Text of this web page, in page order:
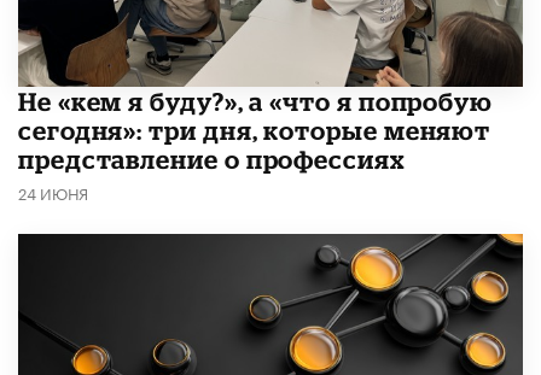
Не «кем я буду?», а «что я попробую
сегодня»: три дня, которые меняют
представление о профессиях
24 ИЮНЯ